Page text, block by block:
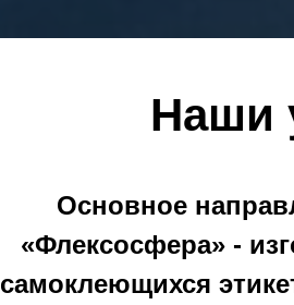
Наши
Основное
«Флексосфера» -
самоклеющихся